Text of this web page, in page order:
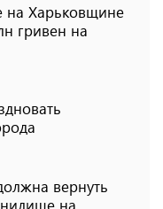
на Харьковщине
​​гривен на
вернуть
на